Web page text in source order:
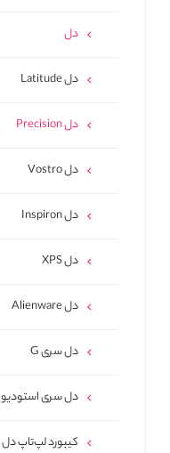
دل
دل Latitude
دل Precision
دل Vostro
دل Inspiron
دل XPS
دل Alienware
دل سری G
دل سری استودیو
کیبورد لپ‌تاپ دل